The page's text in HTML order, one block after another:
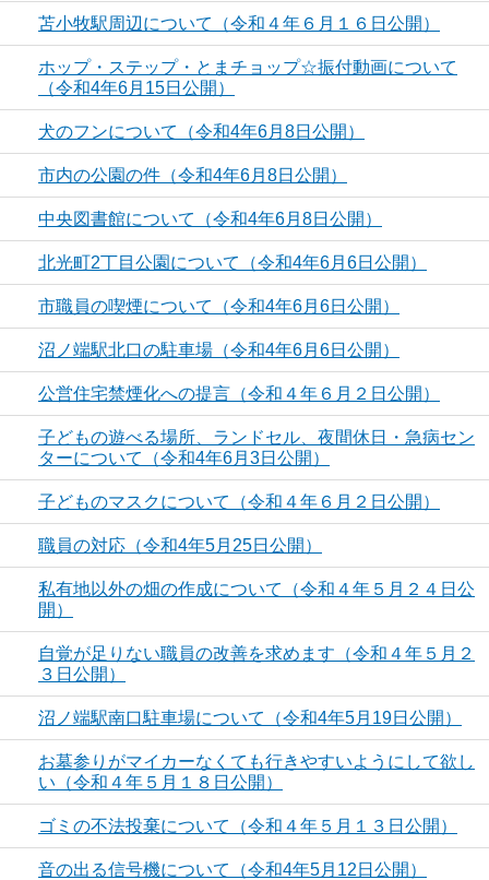
苫小牧駅周辺について（令和４年６月１６日公開）
ホップ・ステップ・とまチョップ☆振付動画について
（令和4年6月15日公開）
犬のフンについて（令和4年6月8日公開）
市内の公園の件（令和4年6月8日公開）
中央図書館について（令和4年6月8日公開）
北光町2丁目公園について（令和4年6月6日公開）
市職員の喫煙について（令和4年6月6日公開）
沼ノ端駅北口の駐車場（令和4年6月6日公開）
公営住宅禁煙化への提言（令和４年６月２日公開）
子どもの遊べる場所、ランドセル、夜間休日・急病セン
ターについて（令和4年6月3日公開）
子どものマスクについて（令和４年６月２日公開）
職員の対応（令和4年5月25日公開）
私有地以外の畑の作成について（令和４年５月２４日公
開）
自覚が足りない職員の改善を求めます（令和４年５月２
３日公開）
沼ノ端駅南口駐車場について（令和4年5月19日公開）
お墓参りがマイカーなくても行きやすいようにして欲し
い（令和４年５月１８日公開）
ゴミの不法投棄について（令和４年５月１３日公開）
音の出る信号機について（令和4年5月12日公開）